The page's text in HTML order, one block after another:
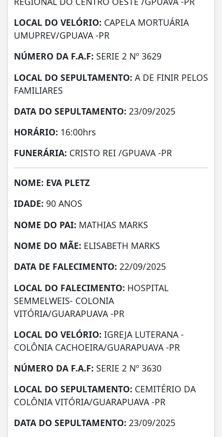
LOCAL DO VELÓRIO: CAPELA MORTUÁRIA
UMUPREV/GPUAVA -PR
NÚMERO DA F.A.F: SERIE 2 Nº 3629
LOCAL DO SEPULTAMENTO: A DE FINIR PELOS
FAMILIARES
DATA DO SEPULTAMENTO: 23/09/2025
HORÁRIO: 16:00hrs
FUNERÁRIA: CRISTO REI /GPUAVA -PR
NOME: EVA PLETZ
IDADE: 90 ANOS
NOME DO PAI: MATHIAS MARKS
NOME DO MÃE: ELISABETH MARKS
DATA DE FALECIMENTO: 22/09/2025
LOCAL DO FALECIMENTO: HOSPITAL
SEMMELWEIS- COLONIA
VITÓRIA/GUARAPUAVA -PR
LOCAL DO VELÓRIO: IGREJA LUTERANA -
COLÔNIA CACHOEIRA/GUARAPUAVA -PR
NÚMERO DA F.A.F: SERIE 2 Nº 3630
LOCAL DO SEPULTAMENTO: CEMITÉRIO DA
COLÔNIA VITÓRIA/GUARAPUAVA -PR
DATA DO SEPULTAMENTO: 23/09/2025